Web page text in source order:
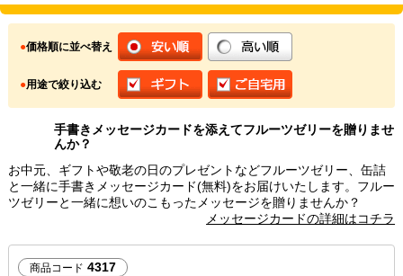
●価格順に並べ替え
●用途で絞り込む
手書きメッセージカードを添えてフルーツゼリーを贈りませ
んか？
お中元、ギフトや敬老の日のプレゼントなどフルーツゼリー、缶詰
と一緒に手書きメッセージカード(無料)をお届けいたします。フルー
ツゼリーと一緒に想いのこもったメッセージを贈りませんか？
メッセージカードの詳細はコチラ
商品コード 4317